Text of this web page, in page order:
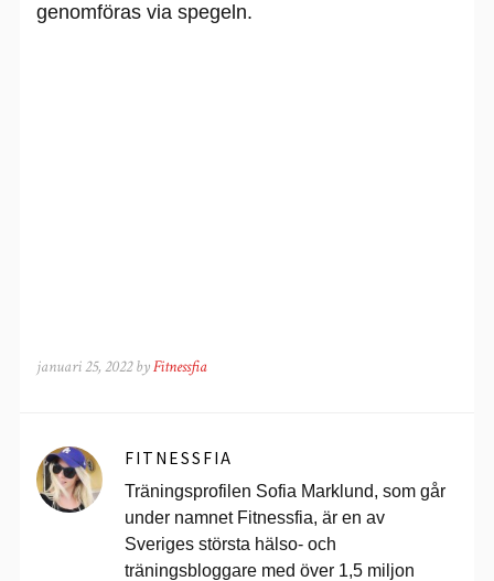
genomföras via spegeln.
januari 25, 2022 byFitnessfia
FITNESSFIA
Träningsprofilen Sofia Marklund, som går
under namnet Fitnessfia, är en av
Sveriges största hälso- och
träningsbloggare med över 1,5 miljon